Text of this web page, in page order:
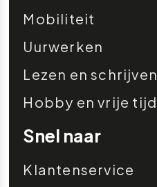
Mobiliteit
Uurwerken
Lezen en schrijven
Hobby en vrije tijd
Snel naar
Klantenservice